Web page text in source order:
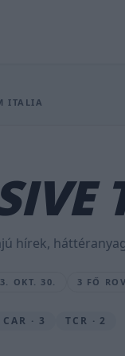
ITALIA
hírek,
OKT. 30. 3 FŐ
· 3 TCR · 2